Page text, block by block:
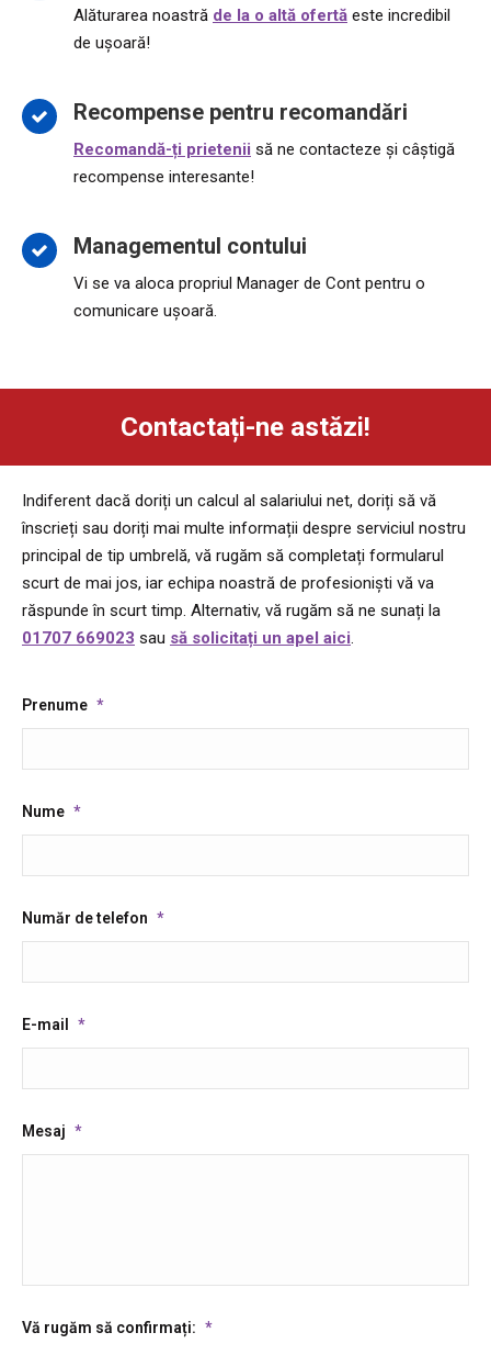
Alăturarea noastră de la o altă ofertă este incredibil
de ușoară!
Recompense pentru recomandări
Recomandă-ți prietenii să ne contacteze și câștigă
recompense interesante!
Managementul contului
Vi se va aloca propriul Manager de Cont pentru o
comunicare ușoară.
Contactați-ne astăzi!
Indiferent dacă doriți un calcul al salariului net, doriți să vă
înscrieți sau doriți mai multe informații despre serviciul nostru
principal de tip umbrelă, vă rugăm să completați formularul
scurt de mai jos, iar echipa noastră de profesioniști vă va
răspunde în scurt timp. Alternativ, vă rugăm să ne sunați la
01707 669023 sau să solicitați un apel aici
Prenume *
Nume *
Număr de telefon *
E-mail *
Mesaj *
Vă rugăm să confirmați: *